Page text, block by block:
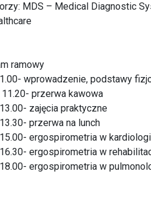
MDS – Medical Diagnostic
ramowy
wprowadzenie, podstawy
przerwa kawowa
zajęcia praktyczne
przerwa na lunch
ergospirometria w
ergospirometria w
ergospirometria w